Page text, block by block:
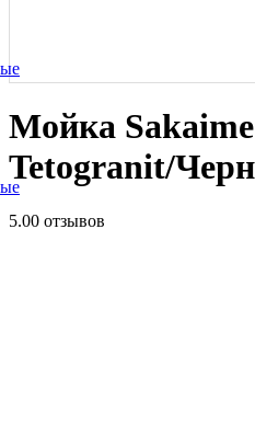
Мойка
Tetogranit/
5.00 отзывов